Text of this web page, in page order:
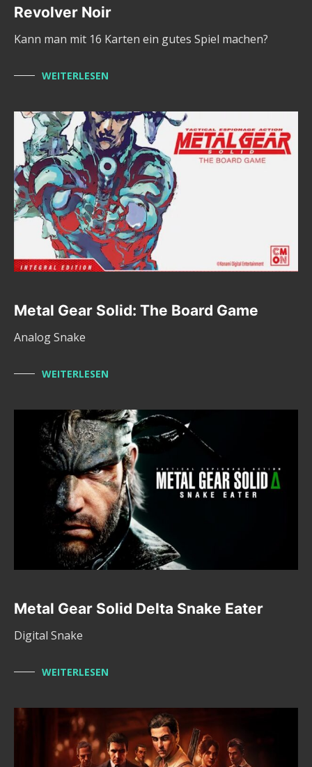
Revolver Noir
Kann man mit 16 Karten ein gutes Spiel machen?
WEITERLESEN
Metal Gear Solid: The Board Game
Analog Snake
WEITERLESEN
Metal Gear Solid Delta Snake Eater
Digital Snake
WEITERLESEN